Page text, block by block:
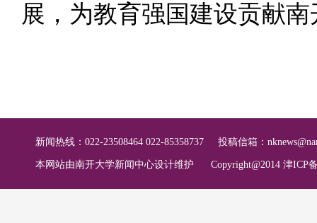
展，为教育强国建设贡献
新闻热线：022-23508464 022-85358737 投稿信箱：
本网站由南开大学新闻中心设计维护 Copyright@2014 津ICP